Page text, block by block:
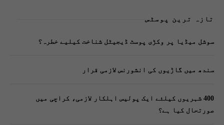
تازہ ترین پوسٹس
سوشل میڈیا پر وکڑی پوسٹ ڈیجیٹل شناخت کیلیے خطرہ؟
سندھ میں گاڑیوں کی انشورنس لازمی قرار
400 شہریوں کیلئے ایک پولیس اہلکار لازمی، کراچی میں
صورتحال کیا ہے؟